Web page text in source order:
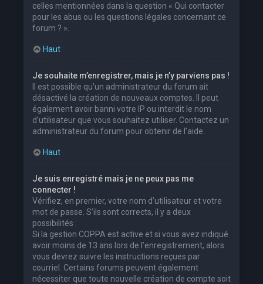
celles mentionnées dans la question « Qui contacter
pour les abus ou les questions légales concernant ce
forum ? ».
Haut
Je souhaite m’enregistrer, mais je n’y parviens pas !
Il est possible qu’un administrateur du forum ait
désactivé la création de nouveaux comptes. Il peut
également avoir banni votre IP ou interdit le nom
d’utilisateur que vous souhaitez utiliser. Contactez un
administrateur du forum pour obtenir de l’aide.
Haut
Je suis enregistré mais je ne peux pas me
connecter !
Vérifiez, en premier, votre nom d’utilisateur et votre
mot de passe. S’ils sont corrects, il y a deux
possibilités :
Si la gestion COPPA est active et si vous avez indiqué
avoir moins de 13 ans lors de l’enregistrement, alors
vous devrez suivre les instructions reçues par
courriel. Certains forums peuvent également
nécessiter que toute nouvelle création de compte soit